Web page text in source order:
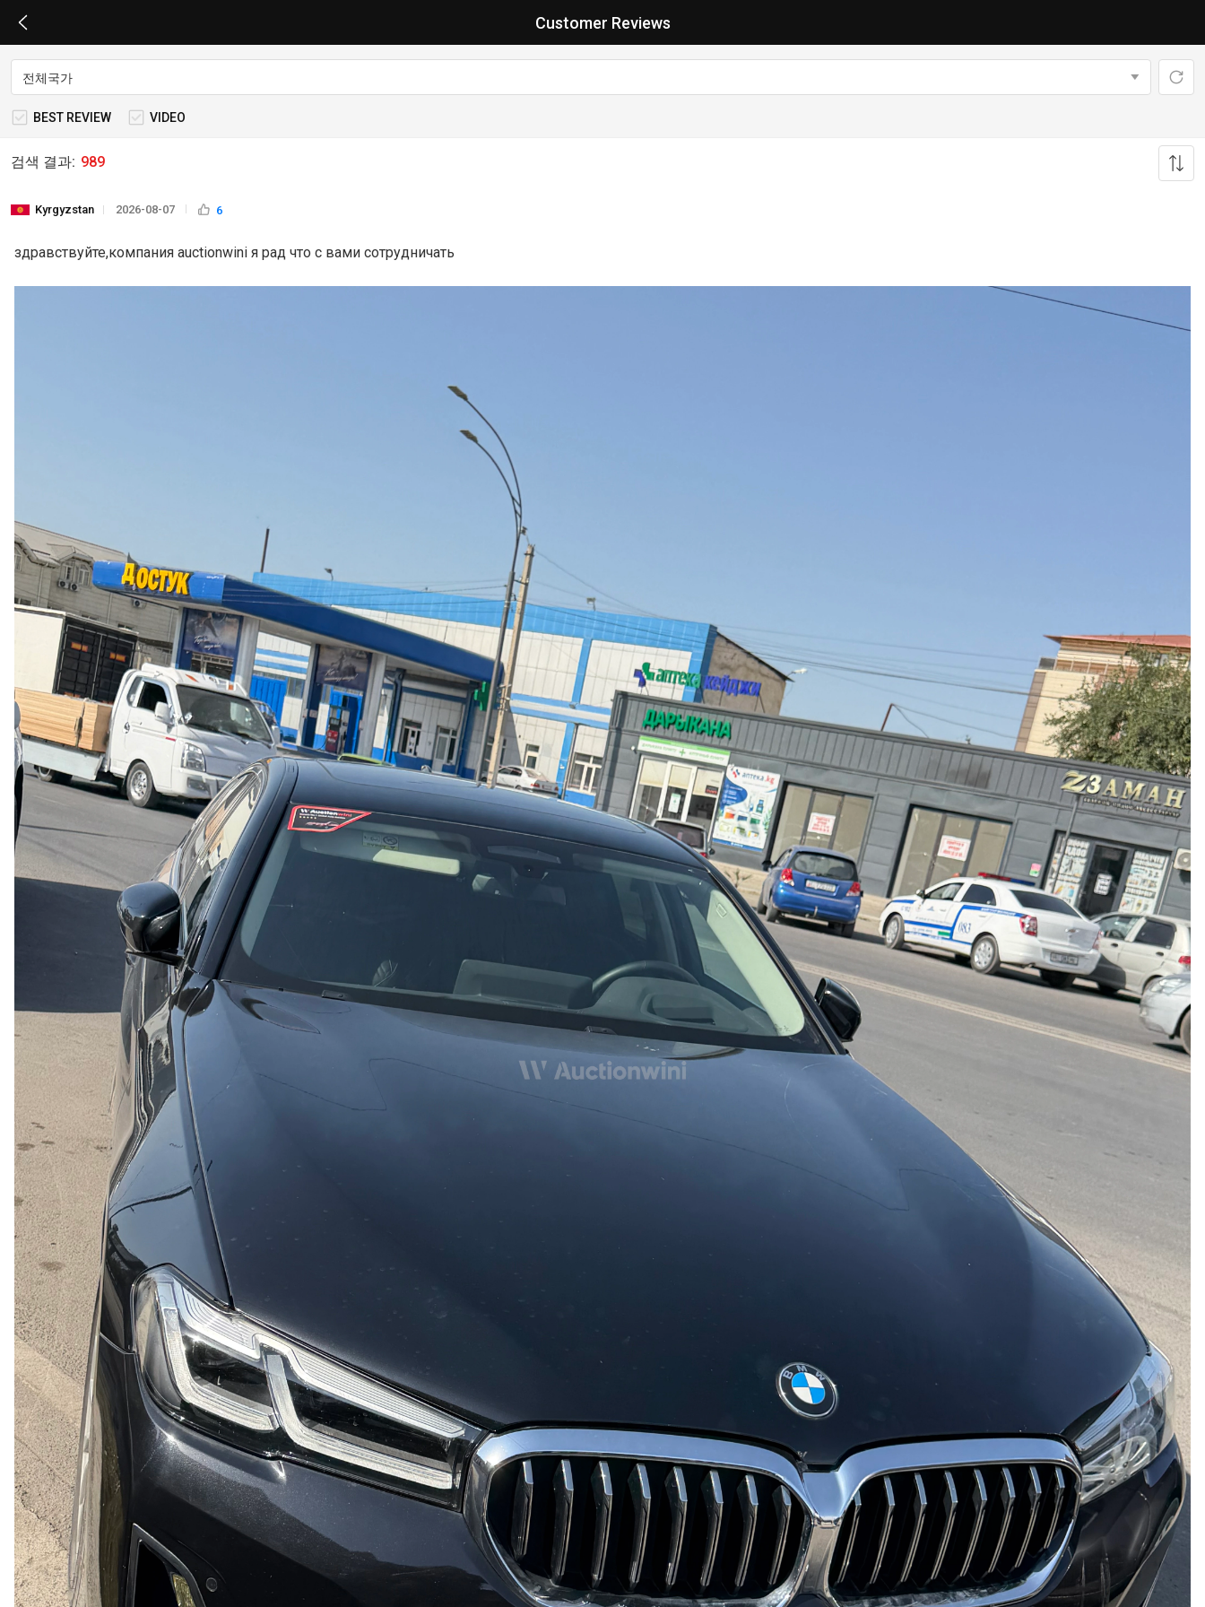
Customer Reviews
BEST REVIEW VIDEO
검색 결과: 989
Kyrgyzstan 2026-08-07 6
здравствуйте,компания auctionwini я рад что с вами сотрудничать